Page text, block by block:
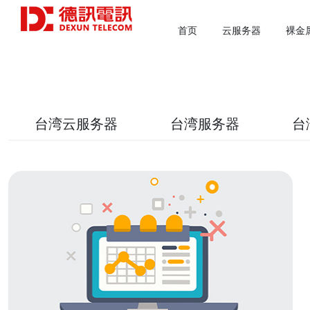
首页 云服务器 裸金
台湾云服务器 台湾服务器 台